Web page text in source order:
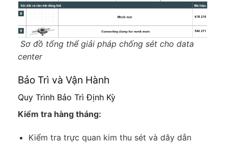
Sơ đồ tổng thể giải pháp chống sét cho data
center
Bảo Trì và Vận Hành
Quy Trình Bảo Trì Định Kỳ
Kiểm tra hàng tháng:
Kiểm tra trực quan kim thu sét và dây dẫn